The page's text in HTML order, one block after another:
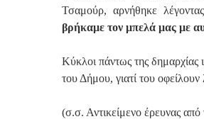
Τσαμούρ, αρνήθηκε
βρήκαμε τον μπελά μας με
Κύκλοι πάντως της δημαρχίας
του Δήμου, γιατί του
(σ.σ. Αντικείμενο έρευνας από